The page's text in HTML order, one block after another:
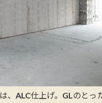
、ALC仕上げ。GLのとっ